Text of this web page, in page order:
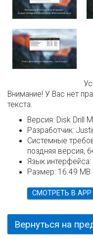
Внимание! У Вас нет
текста.
Версия: Disk Drill
Разработчик:
Системные
поздняя версия,
Язык интерфейса:
Размер: 16.49 MB
СМОТРЕТЬ В APP
Вернуться на